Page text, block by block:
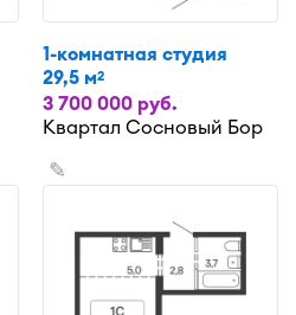
1-комнатная студия
29,5 м2
3 700 000 руб.
Квартал Сосновый Бор
✎